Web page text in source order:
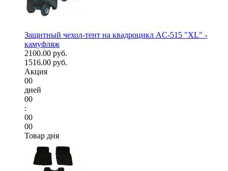
Защитный чехол-тент на квадроцикл AC-515 "XL" -
камуфляж
2100.00 руб.
1516.00 руб.
Акция
00
дней
00
:
00
00
Товар дня